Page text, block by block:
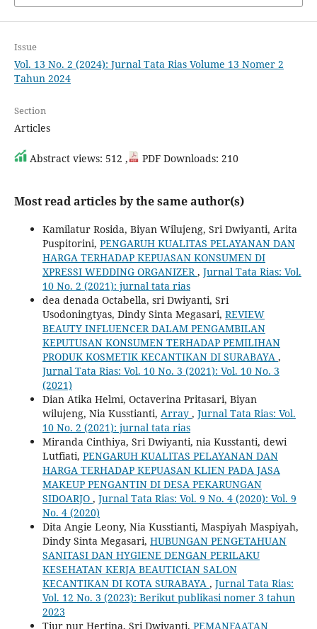
Issue
Vol. 13 No. 2 (2024): Jurnal Tata Rias Volume 13 Nomer 2
Tahun 2024
Section
Articles
Abstract views: 512 , PDF Downloads: 210
Most read articles by the same author(s)
Kamilatur Rosida, Biyan Wilujeng, Sri Dwiyanti, Arita
Puspitorini, PENGARUH KUALITAS PELAYANAN DAN
HARGA TERHADAP KEPUASAN KONSUMEN DI
XPRESSI WEDDING ORGANIZER , Jurnal Tata Rias: Vol.
10 No. 2 (2021): jurnal tata rias
dea denada Octabella, sri Dwiyanti, Sri
Usodoningtyas, Dindy Sinta Megasari, REVIEW
BEAUTY INFLUENCER DALAM PENGAMBILAN
KEPUTUSAN KONSUMEN TERHADAP PEMILIHAN
PRODUK KOSMETIK KECANTIKAN DI SURABAYA ,
Jurnal Tata Rias: Vol. 10 No. 3 (2021): Vol. 10 No. 3
(2021)
Dian Atika Helmi, Octaverina Pritasari, Biyan
wilujeng, Nia Kusstianti, Array , Jurnal Tata Rias: Vol.
10 No. 2 (2021): jurnal tata rias
Miranda Cinthiya, Sri Dwiyanti, nia Kusstanti, dewi
Lutfiati, PENGARUH KUALITAS PELAYANAN DAN
HARGA TERHADAP KEPUASAN KLIEN PADA JASA
MAKEUP PENGANTIN DI DESA PEKARUNGAN
SIDOARJO , Jurnal Tata Rias: Vol. 9 No. 4 (2020): Vol. 9
No. 4 (2020)
Dita Angie Leony, Nia Kusstianti, Maspiyah Maspiyah,
Dindy Sinta Megasari, HUBUNGAN PENGETAHUAN
SANITASI DAN HYGIENE DENGAN PERILAKU
KESEHATAN KERJA BEAUTICIAN SALON
KECANTIKAN DI KOTA SURABAYA , Jurnal Tata Rias:
Vol. 12 No. 3 (2023): Berikut publikasi nomer 3 tahun
2023
Tiur nur Hertina, Sri Dwiyanti, PEMANFAATAN